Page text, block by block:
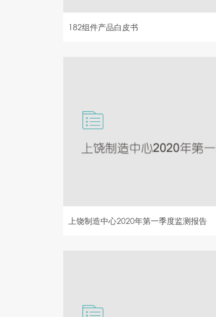
182组件产品白皮书
上饶制造中心2020年第一季度监测报告